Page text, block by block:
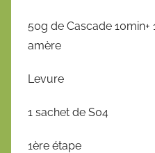
50g de Cascade 10min+
amère
Levure
1 sachet de S04
1ère étape